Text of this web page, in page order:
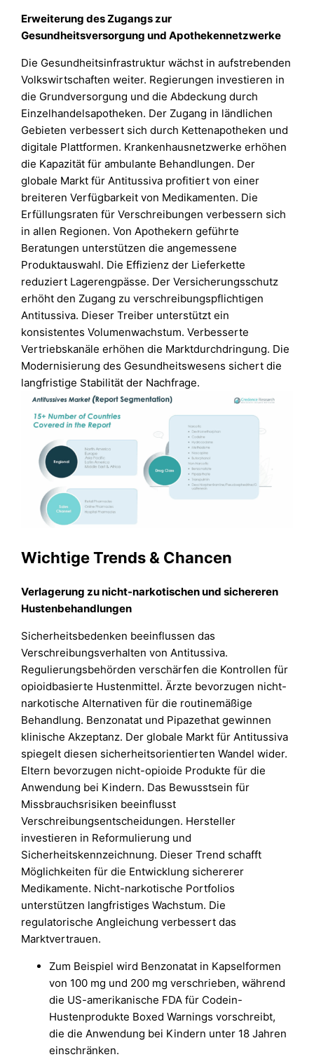
Erweiterung des Zugangs zur
Gesundheitsversorgung und Apothekennetzwerke
Die Gesundheitsinfrastruktur wächst in aufstrebenden
Volkswirtschaften weiter. Regierungen investieren in
die Grundversorgung und die Abdeckung durch
Einzelhandelsapotheken. Der Zugang in ländlichen
Gebieten verbessert sich durch Kettenapotheken und
digitale Plattformen. Krankenhausnetzwerke erhöhen
die Kapazität für ambulante Behandlungen. Der
globale Markt für Antitussiva profitiert von einer
breiteren Verfügbarkeit von Medikamenten. Die
Erfüllungsraten für Verschreibungen verbessern sich
in allen Regionen. Von Apothekern geführte
Beratungen unterstützen die angemessene
Produktauswahl. Die Effizienz der Lieferkette
reduziert Lagerengpässe. Der Versicherungsschutz
erhöht den Zugang zu verschreibungspflichtigen
Antitussiva. Dieser Treiber unterstützt ein
konsistentes Volumenwachstum. Verbesserte
Vertriebskanäle erhöhen die Marktdurchdringung. Die
Modernisierung des Gesundheitswesens sichert die
langfristige Stabilität der Nachfrage.
Wichtige Trends & Chancen
Verlagerung zu nicht-narkotischen und sichereren
Hustenbehandlungen
Sicherheitsbedenken beeinflussen das
Verschreibungsverhalten von Antitussiva.
Regulierungsbehörden verschärfen die Kontrollen für
opioidbasierte Hustenmittel. Ärzte bevorzugen nicht-
narkotische Alternativen für die routinemäßige
Behandlung. Benzonatat und Pipazethat gewinnen
klinische Akzeptanz. Der globale Markt für Antitussiva
spiegelt diesen sicherheitsorientierten Wandel wider.
Eltern bevorzugen nicht-opioide Produkte für die
Anwendung bei Kindern. Das Bewusstsein für
Missbrauchsrisiken beeinflusst
Verschreibungsentscheidungen. Hersteller
investieren in Reformulierung und
Sicherheitskennzeichnung. Dieser Trend schafft
Möglichkeiten für die Entwicklung sichererer
Medikamente. Nicht-narkotische Portfolios
unterstützen langfristiges Wachstum. Die
regulatorische Angleichung verbessert das
Marktvertrauen.
Zum Beispiel wird Benzonatat in Kapselformen
von 100 mg und 200 mg verschrieben, während
die US-amerikanische FDA für Codein-
Hustenprodukte Boxed Warnings vorschreibt,
die die Anwendung bei Kindern unter 18 Jahren
einschränken.